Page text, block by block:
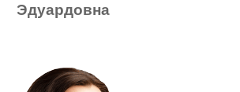
Эдуардовна